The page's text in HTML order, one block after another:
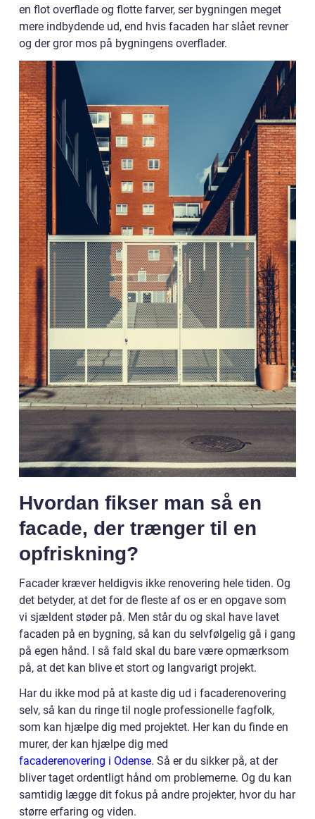
en flot overflade og flotte farver, ser bygningen meget
mere indbydende ud, end hvis facaden har slået revner
og der gror mos på bygningens overflader.
Hvordan fikser man så en
facade, der trænger til en
opfriskning?
Facader kræver heldigvis ikke renovering hele tiden. Og
det betyder, at det for de fleste af os er en opgave som
vi sjældent støder på. Men står du og skal have lavet
facaden på en bygning, så kan du selvfølgelig gå i gang
på egen hånd. I så fald skal du bare være opmærksom
på, at det kan blive et stort og langvarigt projekt.
Har du ikke mod på at kaste dig ud i facaderenovering
selv, så kan du ringe til nogle professionelle fagfolk,
som kan hjælpe dig med projektet. Her kan du finde en
murer, der kan hjælpe dig med
facaderenovering i Odense. Så er du sikker på, at der
bliver taget ordentligt hånd om problemerne. Og du kan
samtidig lægge dit fokus på andre projekter, hvor du har
større erfaring og viden.